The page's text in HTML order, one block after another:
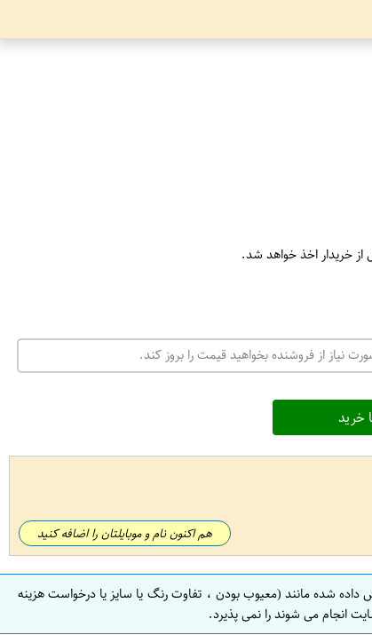
از خریدار اخذ خواهد شد.
نیاز از فروشنده بخواهید قیمت را بروز کند.
خرید
هم اکنون نام و موبایلتان را اضافه کنید
شده مانند (معیوب بودن ، تفاوت رنگ یا سایز یا درخواست هزینه
انجام می شوند را نمی پذیرد.